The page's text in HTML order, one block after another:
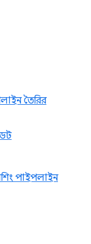
তৈরির
পাইপলাইন